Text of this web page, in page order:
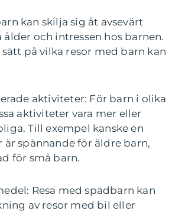
kan skilja sig åt avsevärt
ålder och intressen hos barnen.
sätt på vilka resor med barn kan
aktiviteter: För barn i olika
aktiviteter vara mer eller
Till exempel kanske en
spännande för äldre barn,
för små barn.
Resa med spädbarn kan
av resor med bil eller